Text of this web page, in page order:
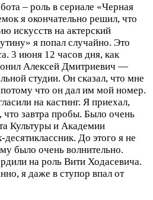
– роль в сериале «Черная
я окончательно решил, что
искусств на актерский
я попал случайно. Это
3 июня 12 часов дня, как
Алексей Дмитриевич —
студии. Он сказал, что мне
потому что он дал им мой номер.
на кастинг. Я приехал,
что завтра пробы. Было очень
Культуры и Академии
До этого я не
было очень волнительно.
на роль Вити Ходасевича.
я даже в ступор впал от